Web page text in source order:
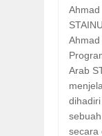
Ahmad
Arab
secara